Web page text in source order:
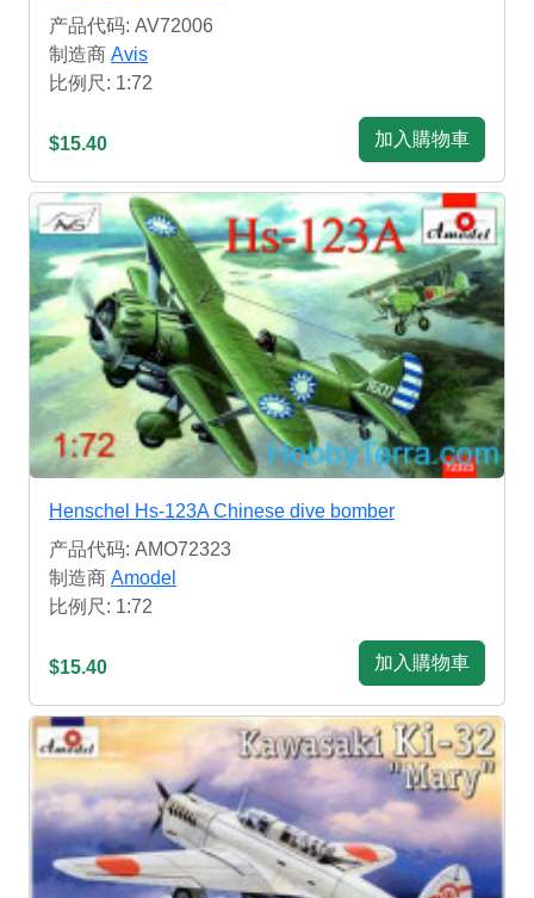
产品代码: AV72006
制造商 Avis
比例尺: 1:72
$15.40 加入購物車
Henschel Hs-123A Chinese dive bomber
产品代码: AMO72323
制造商 Amodel
比例尺: 1:72
$15.40 加入購物車